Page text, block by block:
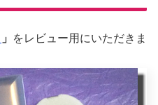
」
をレビュー用にいただきま